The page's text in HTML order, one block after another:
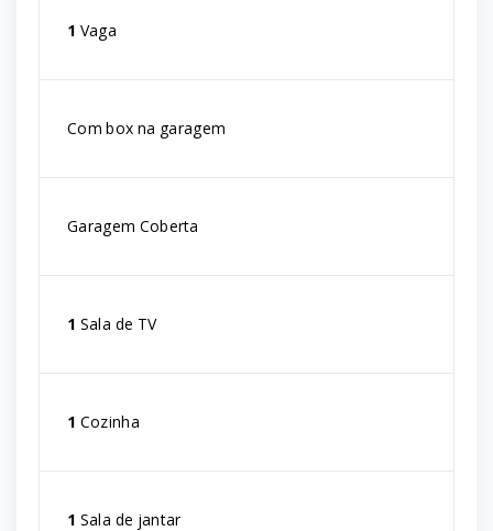
1 Vaga
Com box na garagem
Garagem Coberta
1 Sala de TV
1 Cozinha
1 Sala de jantar